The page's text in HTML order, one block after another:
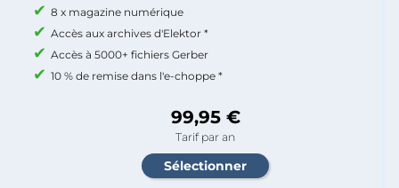
8 x magazine numérique
Accès aux archives d'Elektor *
Accès à 5000+ fichiers Gerber
10 % de remise dans l'e-choppe *
99,95 €
Tarif par an